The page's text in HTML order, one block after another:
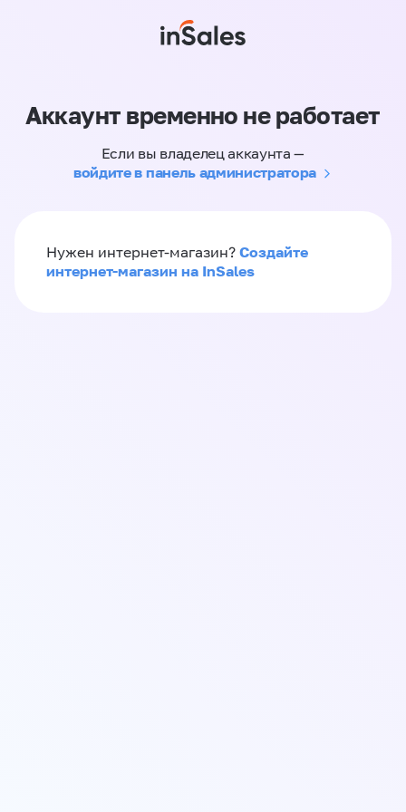
Аккаунт временно не работает
Если вы владелец аккаунта —
войдите в панель администратора
Нужен интернет-магазин? Создайте
интернет-магазин на InSales